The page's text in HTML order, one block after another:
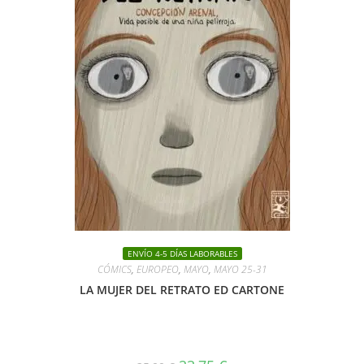
ENVÍO 4-5 DÍAS LABORABLES
CÓMICS, EUROPEO, MAYO, MAYO 25-31
LA MUJER DEL RETRATO ED CARTONE